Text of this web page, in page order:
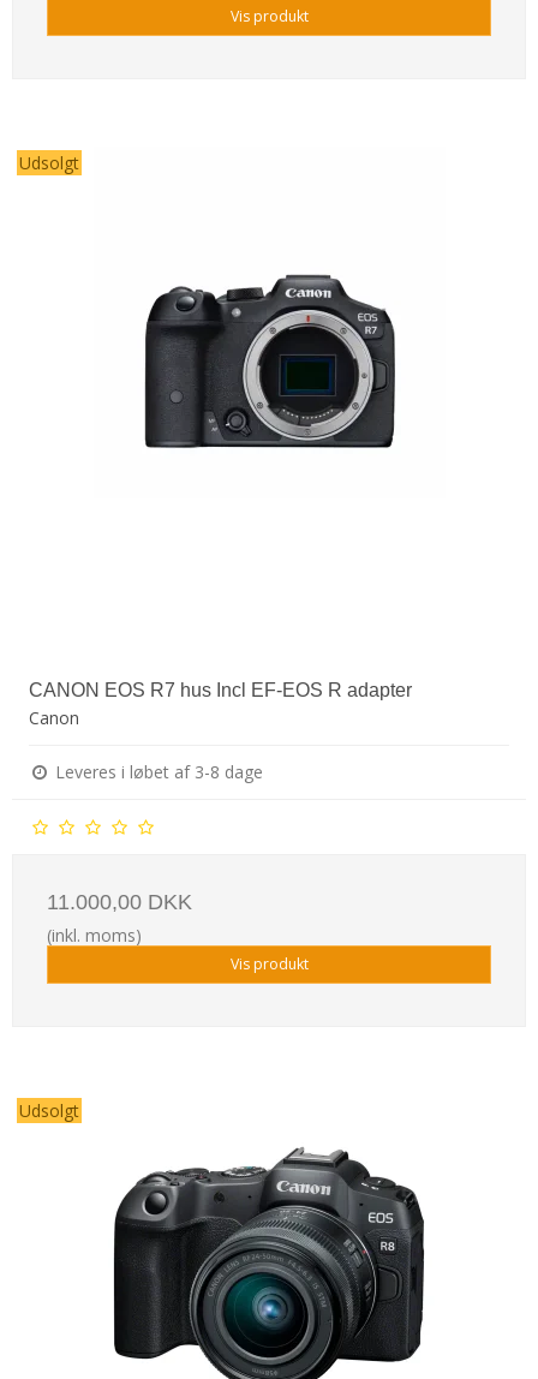
Vis produkt
Udsolgt
CANON EOS R7 hus Incl EF-EOS R adapter
Canon
Leveres i løbet af 3-8 dage
11.000,00 DKK
(inkl. moms)
Vis produkt
Udsolgt